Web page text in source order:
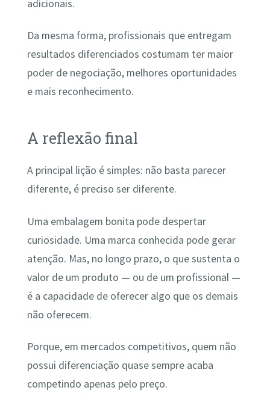
adicionais.
Da mesma forma, profissionais que entregam
resultados diferenciados costumam ter maior
poder de negociação, melhores oportunidades
e mais reconhecimento.
A reflexão final
A principal lição é simples: não basta parecer
diferente, é preciso ser diferente.
Uma embalagem bonita pode despertar
curiosidade. Uma marca conhecida pode gerar
atenção. Mas, no longo prazo, o que sustenta o
valor de um produto — ou de um profissional —
é a capacidade de oferecer algo que os demais
não oferecem.
Porque, em mercados competitivos, quem não
possui diferenciação quase sempre acaba
competindo apenas pelo preço.